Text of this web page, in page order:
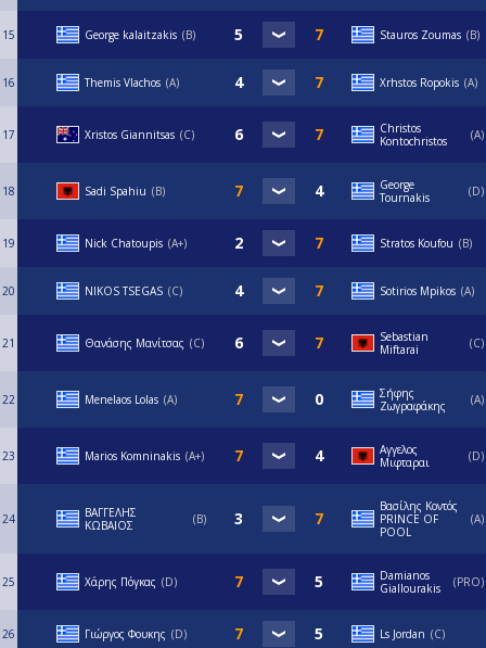
15 George kalaitzakis B Stauros Zoumas B
16 Themis Vlachos A Xrhstos Ropokis A
17 Xristos Giannitsas C
Christos
Kontochristos
A
18 Sadi Spahiu Β
George
Tournakis
D
19 Nick Chatoupis Α+ Stratos Koufou B
20 NIKOS TSEGAS C Sotirios Mpikos A
21 Θανάσης Μανίτσας C
Sebastian
Miftarai
C
22 Menelaos Lolas A
Σήφης
Ζωγραφάκης
A
23 Marios Komninakis A+
Αγγελος
Μιφταραι
D
24
ΒΑΓΓΕΛΗΣ
ΚΩΒΑΙΟΣ
B
Βασίλης Κοντός
PRINCE OF
POOL
A
25 Χάρης Πόγκας D
Damianos
Giallourakis
PRO
26 Γιώργος Φουκης D Ls Jordan C